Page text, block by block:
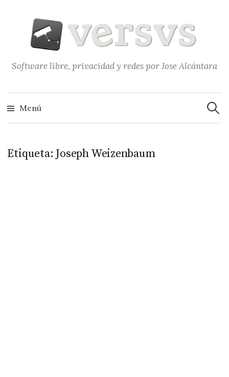
contenido
Software libre, privacidad y redes por Jose Alcántara
Menú
Etiqueta: Joseph Weizenbaum